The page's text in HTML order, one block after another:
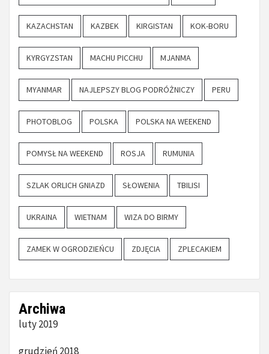
KAZACHSTAN KAZBEK KIRGISTAN KOK-BORU
KYRGYZSTAN MACHU PICCHU MJANMA
MYANMAR NAJLEPSZY BLOG PODRÓŻNICZY PERU
PHOTOBLOG POLSKA POLSKA NA WEEKEND
POMYSŁ NA WEEKEND ROSJA RUMUNIA
SZLAK ORLICH GNIAZD SŁOWENIA TBILISI
UKRAINA WIETNAM WIZA DO BIRMY
ZAMEK W OGRODZIEŃCU ZDJĘCIA ZPLECAKIEM
Archiwa
luty 2019
grudzień 2018